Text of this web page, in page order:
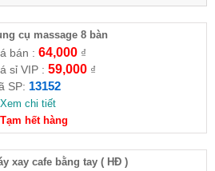
cụ massage 8 bàn
bán : 64,000₫
sỉ VIP : 59,000₫
SP: 13152
chi tiết
hết hàng
xay cafe bằng tay ( HĐ )